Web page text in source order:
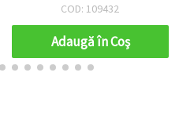
mm – ideal pentru
DIY, aprox. 320 buc.
COD: 109432
Adaugă în Coş